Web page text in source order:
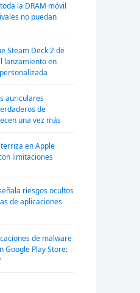
la DRAM móvil
no puedan
Steam Deck 2 de
lanzamiento en
auriculares
de
una vez más
en Apple
limitaciones
riesgos ocultos
de aplicaciones
de malware
Google Play Store: